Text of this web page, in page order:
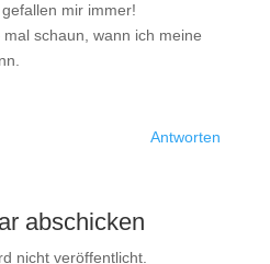
mir immer!
schaun, wann ich meine
Antworten
abschicken
nicht veröffentlicht.